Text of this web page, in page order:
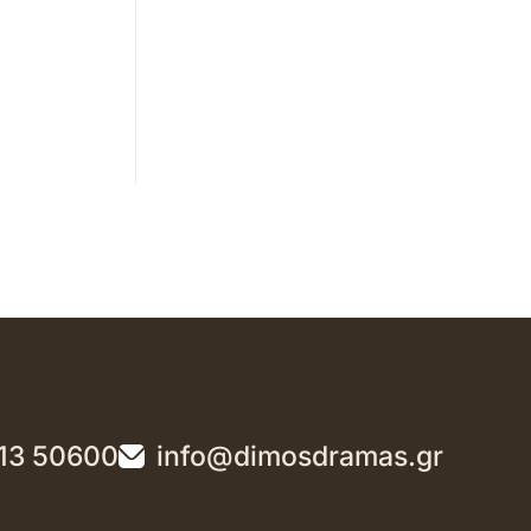
50600 info@dimosdramas.gr